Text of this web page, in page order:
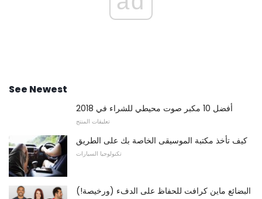
See Newest
أفضل 10 مكبر صوت محيطي للشراء في 2018
تعليقات المنتج
كيف تأخذ مكتبة الموسيقى الخاصة بك على الطريق
تكنولوجيا السيارات
البضائع ماين كرافت للحفاظ على الدفء (ورخيصة!)